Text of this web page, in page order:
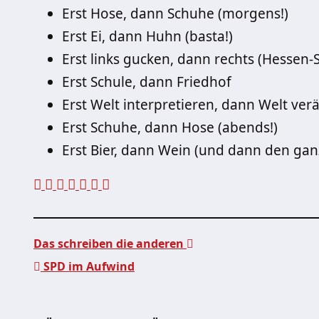
Erst Hose, dann Schuhe (morgens!)
Erst Ei, dann Huhn (basta!)
Erst links gucken, dann rechts (Hessen-
Erst Schule, dann Friedhof
Erst Welt interpretieren, dann Welt
Erst Schuhe, dann Hose (abends!)
Erst Bier, dann Wein (und dann den
Das schreiben die anderen
SPD im Aufwind